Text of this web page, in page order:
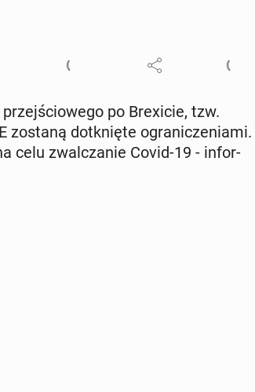
po Bre­xi­cie, tzw.
zostaną do­tknię­te ogra­ni­cze­nia­mi.
celu zwal­cza­nie Covid-19 - in­for­